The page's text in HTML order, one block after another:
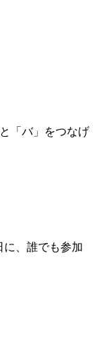
「バ」をつなげ
に、誰でも参加